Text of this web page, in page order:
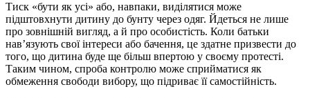
Тиск «бути як усі» або, навпаки, виділятися може
підштовхнути дитину до бунту через одяг. Йдеться не лише
про зовнішній вигляд, а й про особистість. Коли батьки
нав’язують свої інтереси або бачення, це здатне призвести до
того, що дитина буде ще більш впертою у своєму протесті.
Таким чином, спроба контролю може сприйматися як
обмеження свободи вибору, що підриває її самостійність.